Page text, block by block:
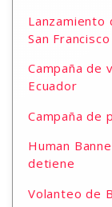
San
Campaña de
Ecuador
Campaña de
Human
detiene
Volanteo de